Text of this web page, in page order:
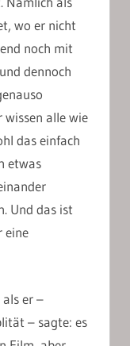
wo er nicht
noch mit
dennoch
wissen alle wie
das einfach
etwas
Und das ist
eine
er –
– sagte: es